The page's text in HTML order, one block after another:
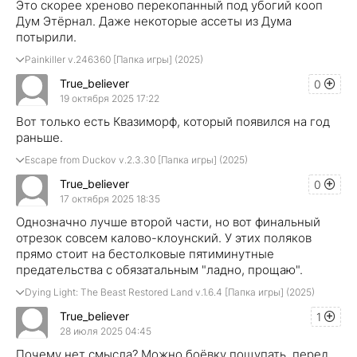
Это скорее хреново перекопанный под убогий кооп
Дум Этёрнал. Даже некоторые ассеты из Дума
потырили.
Painkiller v.246360 [Папка игры] (2025)
0
True_believer
19 октября 2025 17:22
Вот только есть Квазиморф, который появился на год
раньше.
Escape from Duckov v.2.3.30 [Папка игры] (2025)
0
True_believer
17 октября 2025 18:35
Однозначно лучше второй части, но вот финальный
отрезок совсем калово-клоунский. У этих поляков
прямо стоит на бестолковые пятиминутные
предательства с обязатальным "ладно, прощаю".
Dying Light: The Beast Restored Land v.1.6.4 [Папка игры] (2025)
1
True_believer
28 июля 2025 04:45